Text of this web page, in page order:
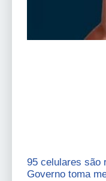
95 celulares são
Governo toma